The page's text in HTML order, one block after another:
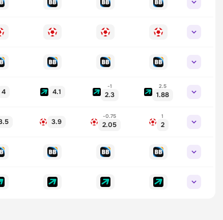
4 4.1
-1
2.3
2.5
1.88
3.9
-0.75
2.05
1
2